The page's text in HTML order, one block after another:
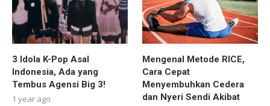
3 Idola K-Pop Asal
Indonesia, Ada yang
Tembus Agensi Big 3!
1 year ago
Mengenal Metode RICE,
Cara Cepat
Menyembuhkan Cedera
dan Nyeri Sendi Akibat